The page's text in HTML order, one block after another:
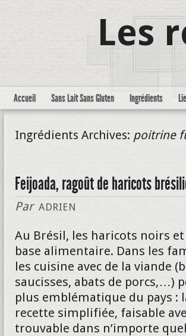
Les
Accueil Sans Lait Sans Gluten Ingrédients
Ingrédients Archives: poitrine
Feijoada, ragoût de haricots
Par ADRIEN
Au Brésil, les haricots noirs
base alimentaire. Dans les
les cuisine avec de la viande
saucisses, abats de porcs,…)
plus emblématique du pays :
recette simplifiée, faisable
trouvable dans n’importe